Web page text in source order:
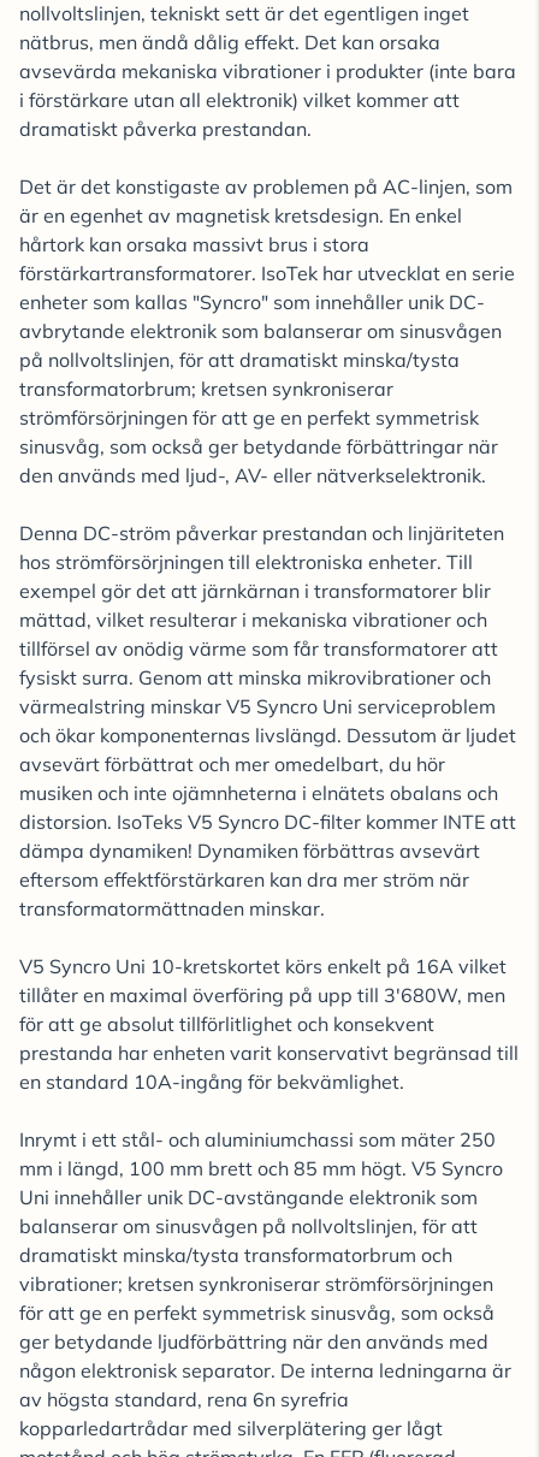
nollvoltslinjen, tekniskt sett är det egentligen inget
nätbrus, men ändå dålig effekt. Det kan orsaka
avsevärda mekaniska vibrationer i produkter (inte bara
i förstärkare utan all elektronik) vilket kommer att
dramatiskt påverka prestandan.
Det är det konstigaste av problemen på AC-linjen, som
är en egenhet av magnetisk kretsdesign. En enkel
hårtork kan orsaka massivt brus i stora
förstärkartransformatorer. IsoTek har utvecklat en serie
enheter som kallas "Syncro" som innehåller unik DC-
avbrytande elektronik som balanserar om sinusvågen
på nollvoltslinjen, för att dramatiskt minska/tysta
transformatorbrum; kretsen synkroniserar
strömförsörjningen för att ge en perfekt symmetrisk
sinusvåg, som också ger betydande förbättringar när
den används med ljud-, AV- eller nätverkselektronik.
Denna DC-ström påverkar prestandan och linjäriteten
hos strömförsörjningen till elektroniska enheter. Till
exempel gör det att järnkärnan i transformatorer blir
mättad, vilket resulterar i mekaniska vibrationer och
tillförsel av onödig värme som får transformatorer att
fysiskt surra. Genom att minska mikrovibrationer och
värmealstring minskar V5 Syncro Uni serviceproblem
och ökar komponenternas livslängd. Dessutom är ljudet
avsevärt förbättrat och mer omedelbart, du hör
musiken och inte ojämnheterna i elnätets obalans och
distorsion. IsoTeks V5 Syncro DC-filter kommer INTE att
dämpa dynamiken! Dynamiken förbättras avsevärt
eftersom effektförstärkaren kan dra mer ström när
transformatormättnaden minskar.
V5 Syncro Uni 10-kretskortet körs enkelt på 16A vilket
tillåter en maximal överföring på upp till 3'680W, men
för att ge absolut tillförlitlighet och konsekvent
prestanda har enheten varit konservativt begränsad till
en standard 10A-ingång för bekvämlighet.
Inrymt i ett stål- och aluminiumchassi som mäter 250
mm i längd, 100 mm brett och 85 mm högt. V5 Syncro
Uni innehåller unik DC-avstängande elektronik som
balanserar om sinusvågen på nollvoltslinjen, för att
dramatiskt minska/tysta transformatorbrum och
vibrationer; kretsen synkroniserar strömförsörjningen
för att ge en perfekt symmetrisk sinusvåg, som också
ger betydande ljudförbättring när den används med
någon elektronisk separator. De interna ledningarna är
av högsta standard, rena 6n syrefria
kopparledartrådar med silverplätering ger lågt